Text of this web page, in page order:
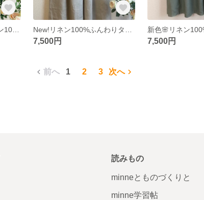
スモーキーブルーのリネン100%ふんわりタックギャザースカート ロングスカート
7,500円 7,500円
前へ 1 2 3 次へ
読みもの
minneとものづくりと
minne学習帖